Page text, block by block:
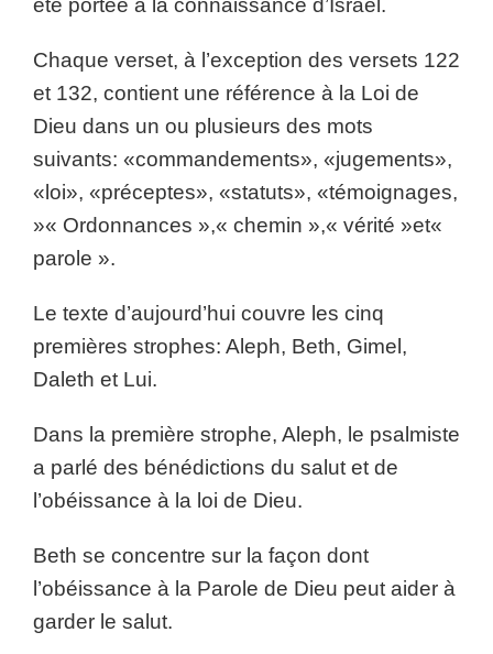
été portée à la connaissance d’Israël.
Chaque verset, à l’exception des versets 122
et 132, contient une référence à la Loi de
Dieu dans un ou plusieurs des mots
suivants: «commandements», «jugements»,
«loi», «préceptes», «statuts», «témoignages,
»« Ordonnances »,« chemin »,« vérité »et«
parole ».
Le texte d’aujourd’hui couvre les cinq
premières strophes: Aleph, Beth, Gimel,
Daleth et Lui.
Dans la première strophe, Aleph, le psalmiste
a parlé des bénédictions du salut et de
l’obéissance à la loi de Dieu.
Beth se concentre sur la façon dont
l’obéissance à la Parole de Dieu peut aider à
garder le salut.